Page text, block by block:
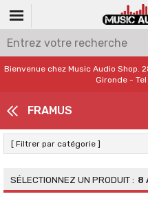
Bienvenue chez Music Audio Shop.
Gironde -
FRAMUS
[ Filtrer par catégorie ]
8